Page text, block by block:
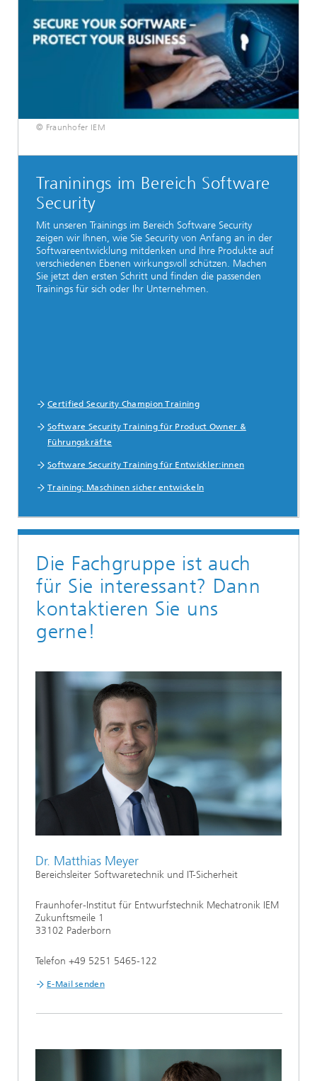
© Fraunhofer IEM
Traninings im Bereich Software
Security
Mit unseren Trainings im Bereich Software Security
zeigen wir Ihnen, wie Sie Security von Anfang an in der
Softwareentwicklung mitdenken und Ihre Produkte auf
verschiedenen Ebenen wirkungsvoll schützen. Machen
Sie jetzt den ersten Schritt und finden die passenden
Trainings für sich oder Ihr Unternehmen.
Certified Security Champion Training
Software Security Training für Product Owner &
Führungskräfte
Software Security Training für Entwickler:innen
Training: Maschinen sicher entwickeln
Die Fachgruppe ist auch
für Sie interessant? Dann
kontaktieren Sie uns
gerne!
Dr. Matthias Meyer
Bereichsleiter Softwaretechnik und IT-Sicherheit
Fraunhofer-Institut für Entwurfstechnik Mechatronik IEM
Zukunftsmeile 1
33102 Paderborn
Telefon +49 5251 5465-122
E-Mail senden